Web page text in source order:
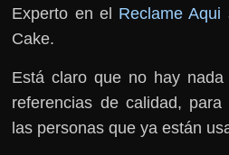
Experto en el Reclame Aqui
Cake.
Está claro que no hay
referencias de calidad,
las personas que ya están